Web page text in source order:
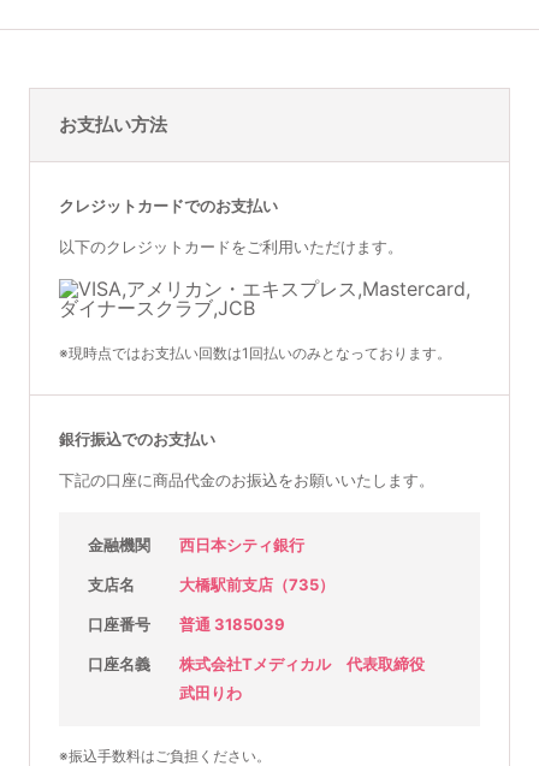
お支払い方法
クレジットカードでのお支払い
以下のクレジットカードをご利用いただけます。
※現時点ではお支払い回数は1回払いのみとなっております。
銀行振込でのお支払い
下記の口座に商品代金のお振込をお願いいたします。
金融機関 西日本シティ銀行
支店名 大橋駅前支店（735）
口座番号 普通 3185039
口座名義
株式会社Tメディカル 代表取締役
武田りわ
※振込手数料はご負担ください。